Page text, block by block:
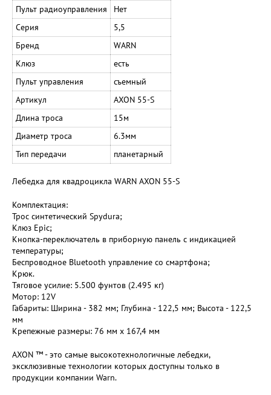
Пульт радиоуправления
Нет
Серия
5,5
Бренд
WARN
Клюз
есть
Пульт управления
съемный
Артикул
AXON 55-S
Длина троса
15м
Диаметр троса
6.3мм
Тип передачи
планетарный
Лебедка для квадроцикла WARN AXON 55-S
Комплектация:
Трос синтетический Spydura;
Клюз Epic;
Кнопка-переключатель в приборную панель с индикацией
температуры;
Беспроводное Bluetooth управление со смартфона;
Крюк.
Тяговое усилие: 5.500 фунтов (2.495 кг)
Мотор: 12V
Габариты: Ширина - 382 мм; Глубина - 122,5 мм; Высота - 122,5
мм
Крепежные размеры: 76 мм х 167,4 мм
AXON ™ - это самые высокотехнологичные лебедки,
эксклюзивные технологии которых доступны только в
продукции компании Warn.